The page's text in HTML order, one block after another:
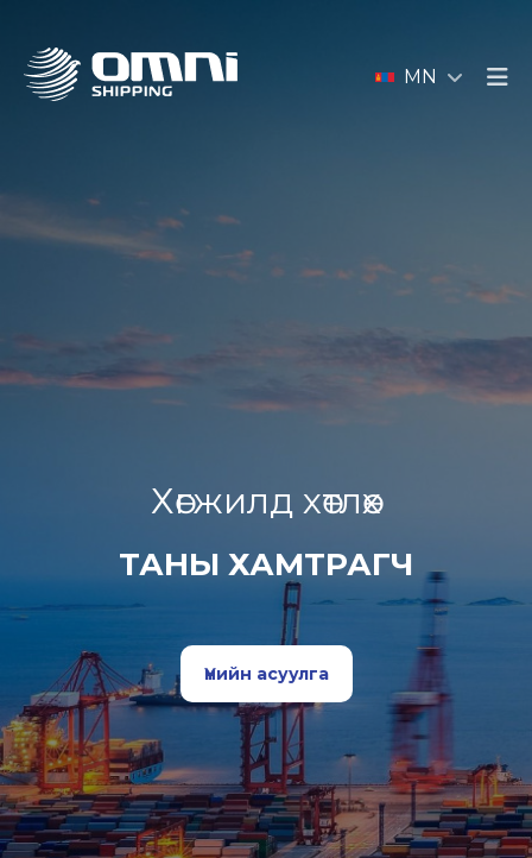
MN
Хөгжилд хөтлөх
ТАНЫ ХАМТРАГЧ
Үнийн асуулга